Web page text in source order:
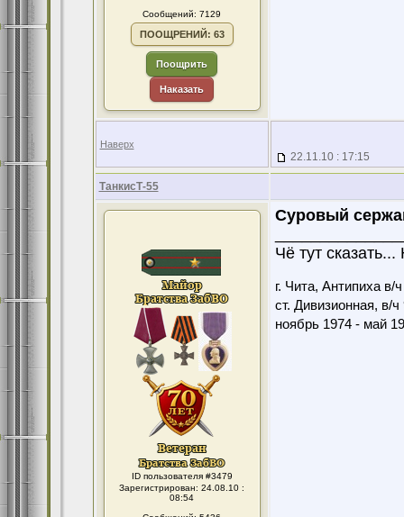
Сообщений: 7129
ПООЩРЕНИЙ: 63
Поощрить
Наказать
Наверх
22.11.10 : 17:15
ТанкисТ-55
ID пользователя #3479
Зарегистрирован: 24.08.10 :
08:54
Суровый
Чё тут
г. Чита, Антипиха в/
ст. Дивизионная, в/ч
ноябрь 1974 - май